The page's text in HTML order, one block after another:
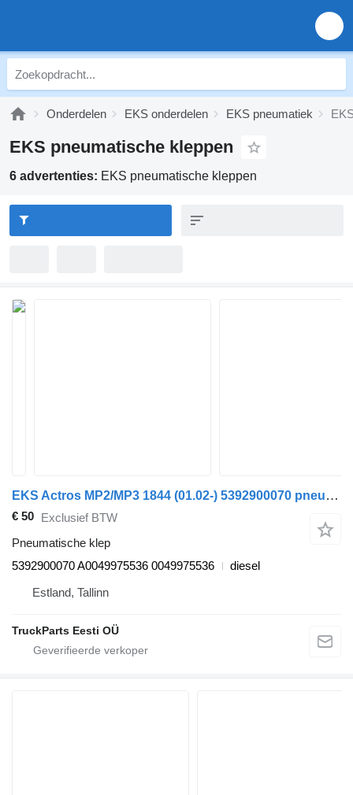
Onderdelen EKS onderdelen EKS pneumatiek
EKS pneumatische kleppen
6 advertenties: EKS pneumatische kleppen
EKS Actros MP2/MP3 1844 (01.02-) 5392900070 pneumatische klep voor Mercedes-Benz Actros, Axor MP1, MP2, MP3 (1996-2014) trekker
€ 50 Exclusief BTW
Pneumatische klep
5392900070 A0049975536 0049975536
diesel
Estland, Tallinn
TruckParts Eesti OÜ